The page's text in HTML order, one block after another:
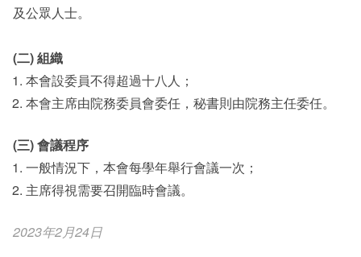
及公眾人士。
(二) 組織
本會設委員不得超過十八人；
本會主席由院務委員會委任，秘書則由院務主任委任。
(三) 會議程序
一般情況下，本會每學年舉行會議一次；
主席得視需要召開臨時會議。
2023年2月24日